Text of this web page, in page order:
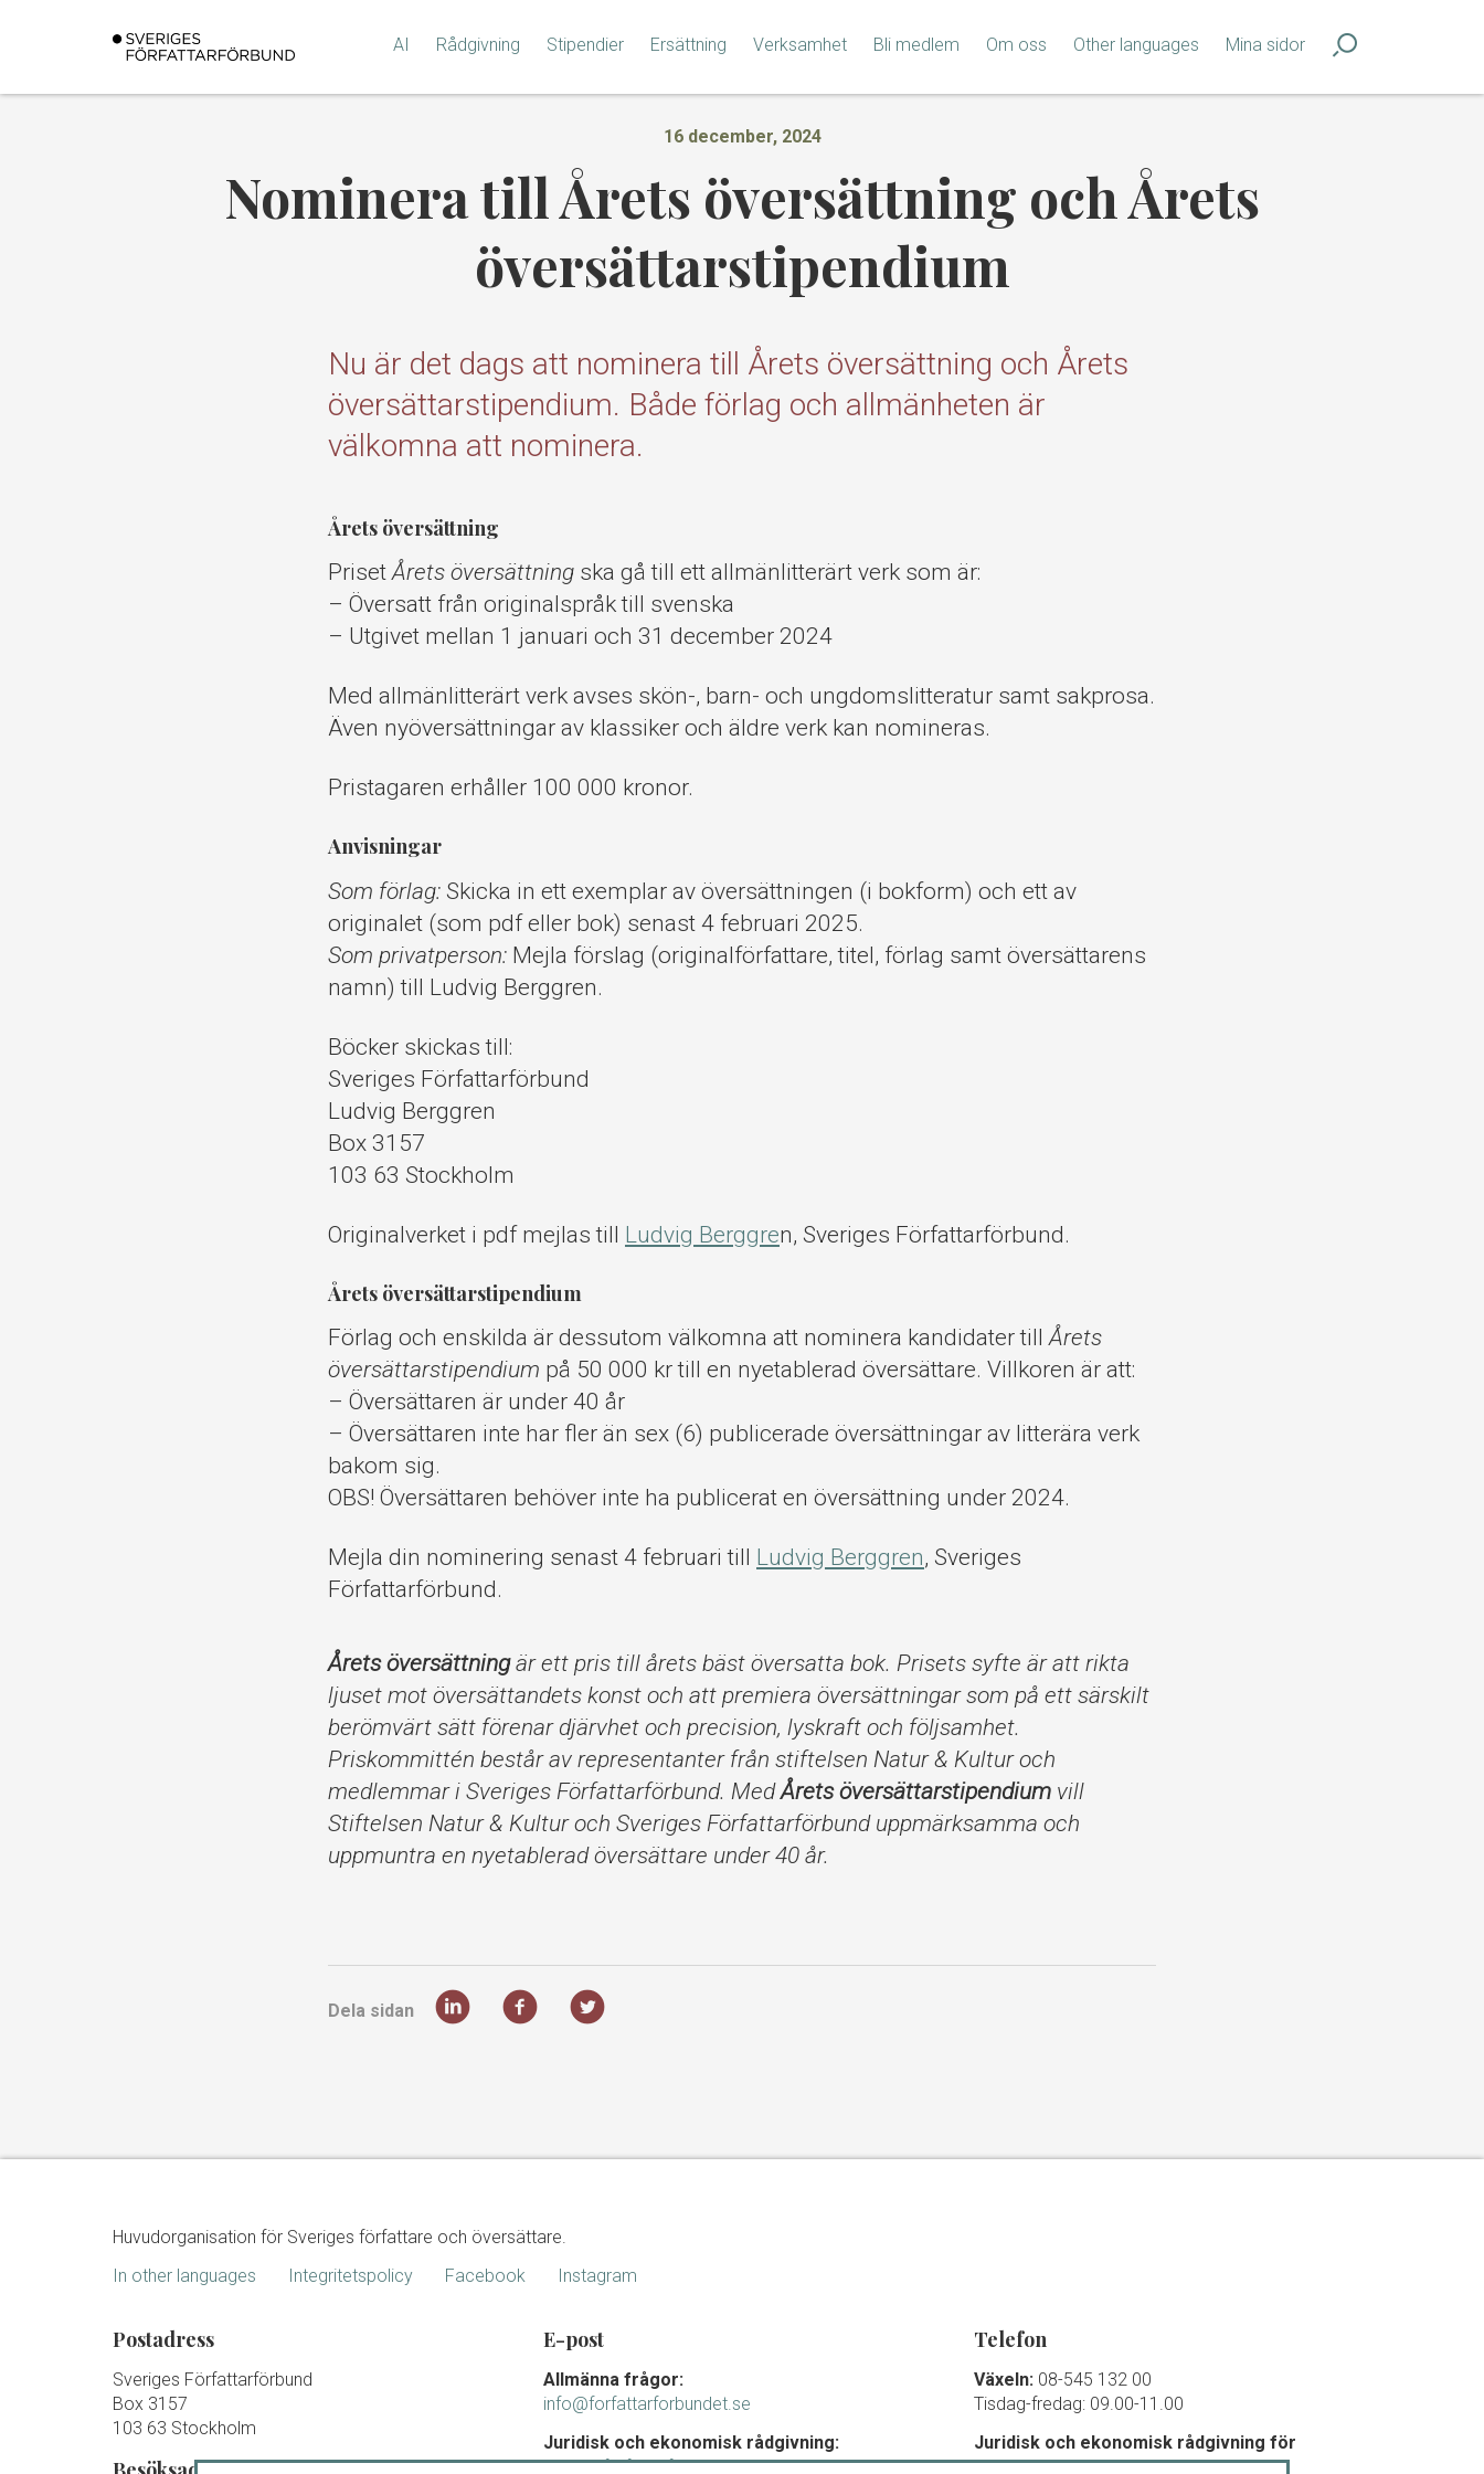
AI Rådgivning Stipendier Ersättning Verksamhet Bli medlem Om oss Other languages Mina sidor
16 december, 2024
Nominera till Årets översättning och Årets
översättarstipendium
Nu är det dags att nominera till Årets översättning och Årets
översättarstipendium. Både förlag och allmänheten är
välkomna att nominera.
Årets översättning
PrisetÅrets översättning ska gå till ett allmänlitterärt verk som är:
– Översatt från originalspråk till svenska
– Utgivet mellan 1 januari och 31 december 2024
Med allmänlitterärt verk avses skön-, barn- och ungdomslitteratur samt sakprosa.
Även nyöversättningar av klassiker och äldre verk kan nomineras.
Pristagaren erhåller 100 000 kronor.
Anvisningar
Som förlag: Skicka in ett exemplar av översättningen (i bokform) och ett av
originalet (som pdf eller bok) senast 4 februari 2025.
Som privatperson: Mejla förslag (originalförfattare, titel, förlag samt översättarens
namn) till Ludvig Berggren.
Böcker skickas till:
Sveriges Författarförbund
Ludvig Berggren
Box 3157
103 63 Stockholm
Originalverket i pdf mejlas till Ludvig Berggren, Sveriges Författarförbund.
Årets översättarstipendium
Förlag och enskilda är dessutom välkomna att nominera kandidater tillÅrets
översättarstipendium på 50 000 kr till en nyetablerad översättare. Villkoren är att:
– Översättaren är under 40 år
– Översättaren inte har fler än sex (6) publicerade översättningar av litterära verk
bakom sig.
OBS! Översättaren behöver inte ha publicerat en översättning under 2024.
Mejla din nominering senast 4 februari till Ludvig Berggren, Sveriges
Författarförbund.
Årets översättningär ett pris till årets bäst översatta bok. Prisets syfte är att rikta
ljuset mot översättandets konst och att premiera översättningar som på ett särskilt
berömvärt sätt förenar djärvhet och precision, lyskraft och följsamhet.
Priskommittén består av representanter från stiftelsen Natur & Kultur och
medlemmar i Sveriges Författarförbund. MedÅrets översättarstipendium vill
Stiftelsen Natur & Kultur och Sveriges Författarförbund uppmärksamma och
uppmuntra en nyetablerad översättare under 40 år.
Dela sidan
Huvudorganisation för Sveriges författare och översättare.
In other languages
Integritetspolicy Facebook Instagram
Postadress
Sveriges Författarförbund
Box 3157
103 63 Stockholm
E-post
Allmänna frågor:
info@forfattarforbundet.se
Juridisk och ekonomisk rådgivning:
juridik@forfattarforbundet.se
Telefon
Växeln:08-545 132 00
Tisdag-fredag: 09.00-11.00
Juridisk och ekonomisk rådgivning för
medlemmar och debutanter: